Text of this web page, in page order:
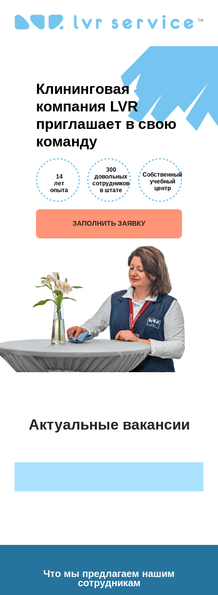
14
лет
опыта
300
довольных
сотрудников
в штате
Собственный
учебный
центр
Клининговая
компания LVR
приглашает в свою
команду
ЗАПОЛНИТЬ ЗАЯВКУ
Актуальные вакансии
Что мы предлагаем нашим
сотрудникам